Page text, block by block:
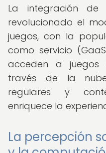
La integración
revolucionado el
juegos, con la
como servicio
acceden a
través de la
regulares y
enriquece la
La percepción